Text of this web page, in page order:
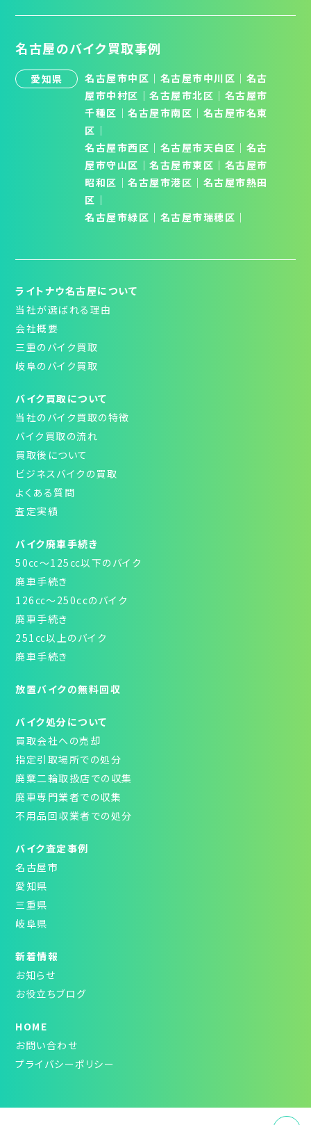
名古屋のバイク買取事例
愛知県 名古屋市中区 ｜ 名古屋市中川区 ｜ 名古
屋市中村区 ｜名古屋市北区 │ 名古屋市
千種区 │名古屋市南区 │ 名古屋市名東
区 │
名古屋市西区 ｜ 名古屋市天白区 │ 名古
屋市守山区 │名古屋市東区 ｜ 名古屋市
昭和区 │名古屋市港区 ｜ 名古屋市熱田
区 ｜
名古屋市緑区 ｜ 名古屋市瑞穂区 ｜
ライトナウ名古屋について
当社が選ばれる理由
会社概要
三重のバイク買取
岐阜のバイク買取
バイク買取について
当社のバイク買取の特徴
バイク買取の流れ
買取後について
ビジネスバイクの買取
よくある質問
査定実績
バイク廃車手続き
50㏄～125㏄以下のバイク
廃車手続き
126㏄～250ccのバイク
廃車手続き
251㏄以上のバイク
廃車手続き
放置バイクの無料回収
バイク処分について
買取会社への売却
指定引取場所での処分
廃棄二輪取扱店での収集
廃車専門業者での収集
不用品回収業者での処分
バイク査定事例
名古屋市
愛知県
三重県
岐阜県
新着情報
お知らせ
お役立ちブログ
HOME
お問い合わせ
プライバシーポリシー